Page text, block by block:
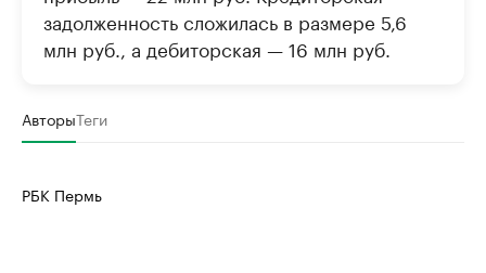
задолженность сложилась в размере 5,6
млн руб., а дебиторская — 16 млн руб.
АвторыТеги
РБК Пермь